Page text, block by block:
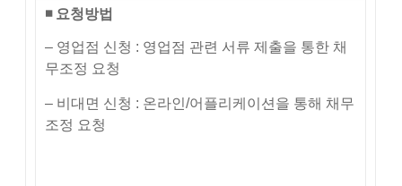
◾ 요청방법
– 영업점 신청 : 영업점 관련 서류 제출을 통한 채
무조정 요청
– 비대면 신청 : 온라인/어플리케이션을 통해 채무
조정 요청